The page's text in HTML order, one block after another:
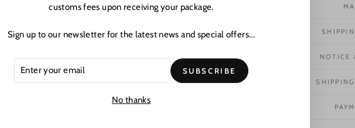
NOTICE
customs fees upon receiving your package.
Sign up to our newsletter for the latest news and special offers...
SUBSCRIBE
No thanks